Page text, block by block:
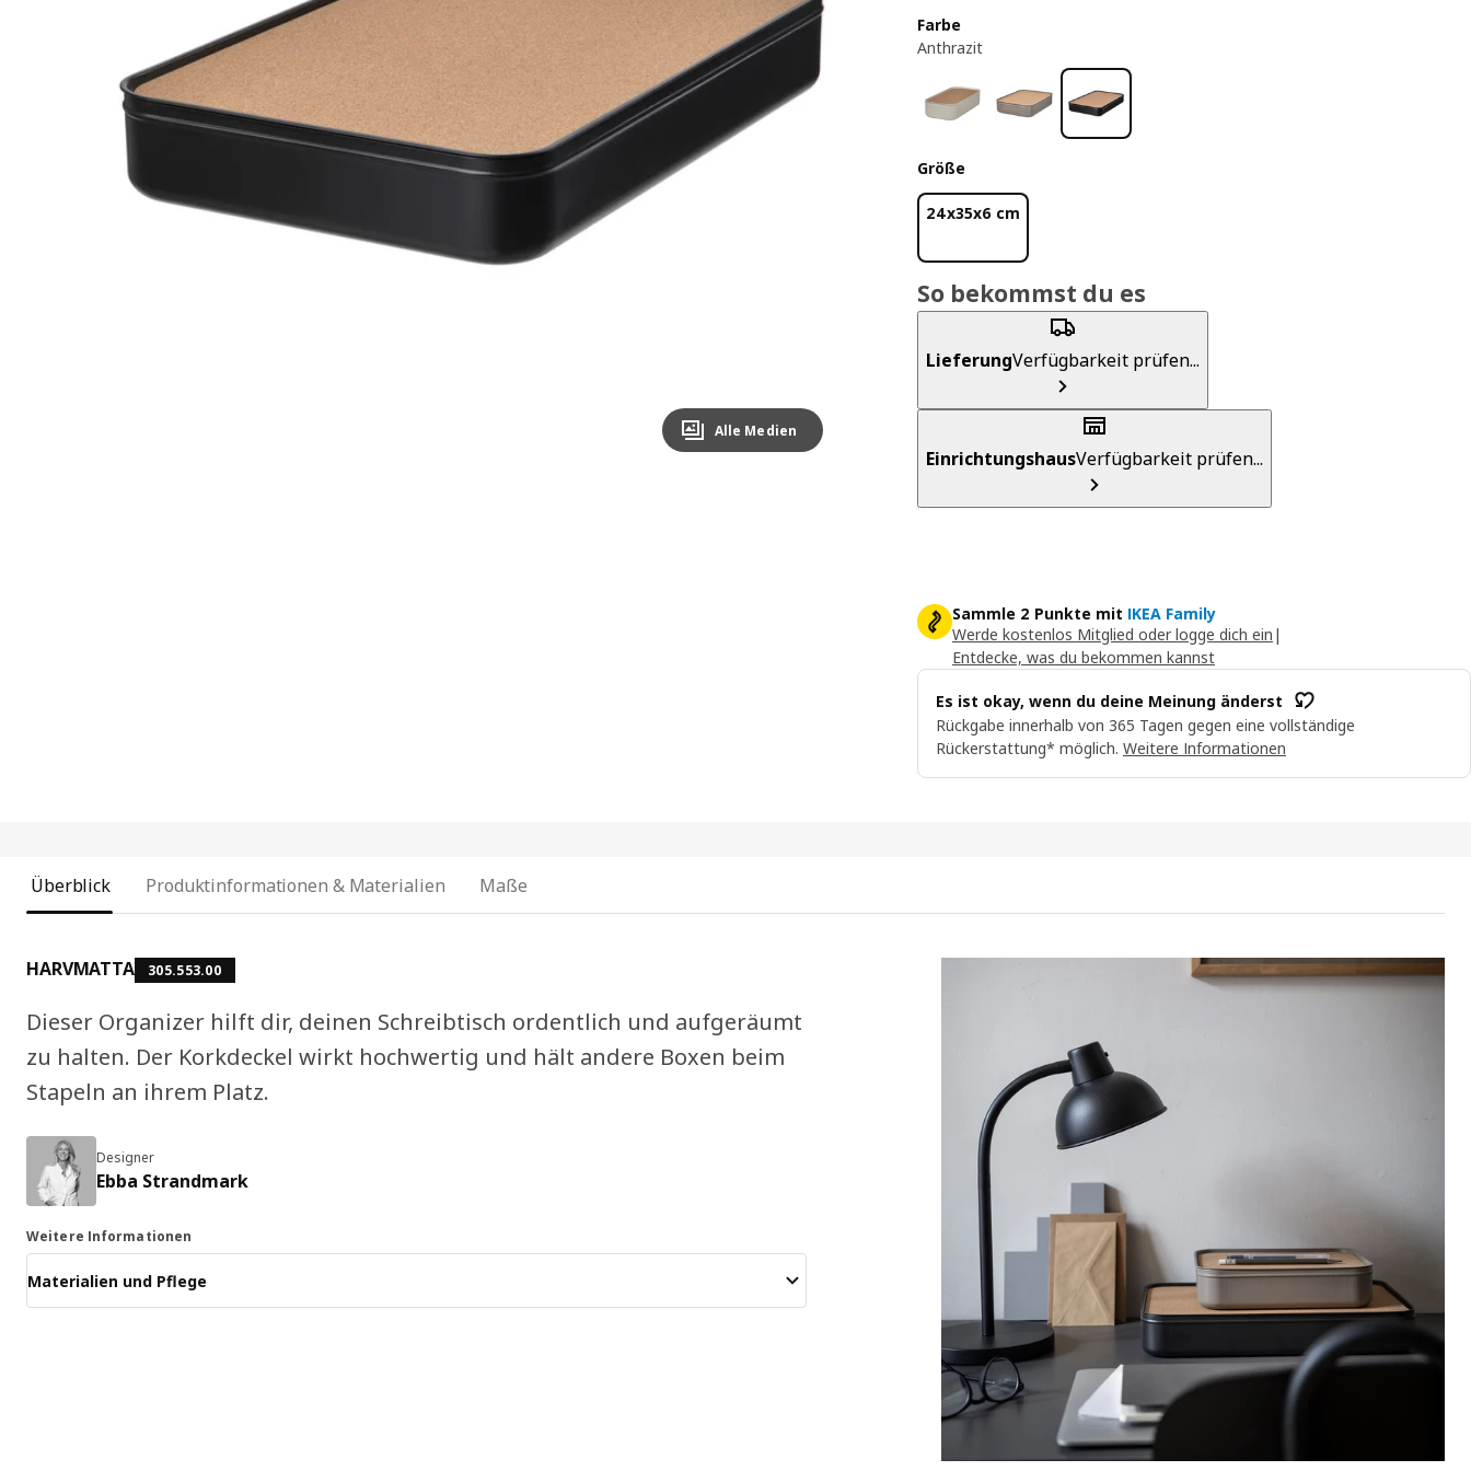
Image zoomed out, normal view
Alle Medien
Farbe
Anthrazit
Größe
24x35x6 cm
So bekommst du es
LieferungVerfügbarkeit prüfen...
EinrichtungshausVerfügbarkeit prüfen...
Sammle 2 Punkte mit IKEA Family
Werde kostenlos Mitglied oder logge dich ein |
Entdecke, was du bekommen kannst
Es ist okay, wenn du deine Meinung änderst
Rückgabe innerhalb von 365 Tagen gegen eine vollständige
Rückerstattung* möglich. Weitere Informationen
Überblick Produktinformationen & Materialien Maße
HARVMATTA 305.553.00
Dieser Organizer hilft dir, deinen Schreibtisch ordentlich und aufgeräumt
zu halten. Der Korkdeckel wirkt hochwertig und hält andere Boxen beim
Stapeln an ihrem Platz.
Designer
Ebba Strandmark
Weitere Informationen
Materialien und Pflege